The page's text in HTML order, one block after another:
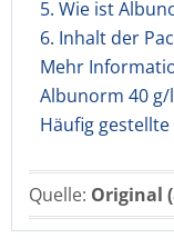
5. Wie ist
6. Inhalt der
Mehr
Albunorm 40
Häufig gestellte
Quelle: Original